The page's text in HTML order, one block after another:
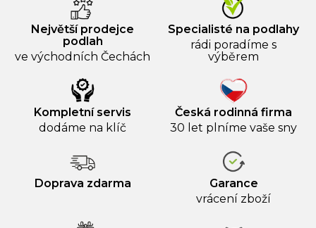
Největší prodejce
podlah
ve východních Čechách
Specialisté na podlahy
rádi poradíme s
výběrem
Kompletní servis
dodáme na klíč
Česká rodinná firma
30 let plníme vaše sny
Doprava zdarma
Garance
vrácení zboží